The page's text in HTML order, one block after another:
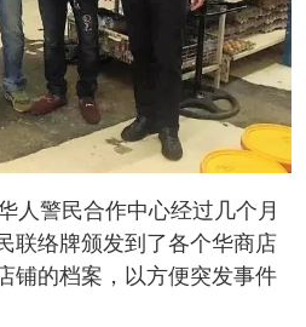
人警民合作中心经过几个月
联络牌颁发到了各个华商店
铺的档案，以方便突发事件